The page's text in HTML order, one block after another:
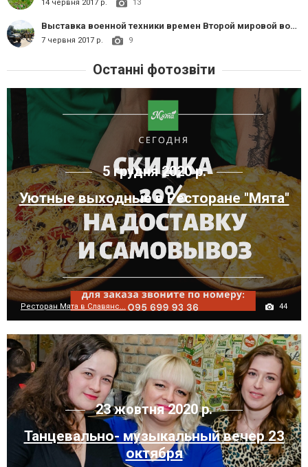
14 червня 2017 р. 13
Выставка военной техники времен Второй мировой войны
7 червня 2017 р. 9
Останні фотозвіти
5 грудня 2020 р.
Уютные выходные в Ресторане "Мята"
Ресторан Мята в Славянс... 44
23 жовтня 2020 р.
Танцевально- музыкальный вечер 23
октября